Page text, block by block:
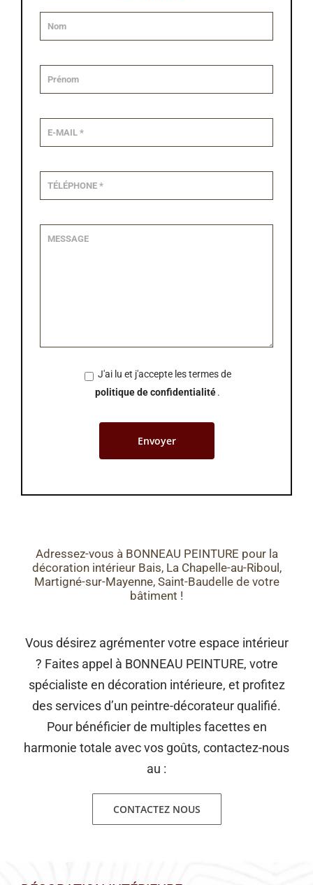
J'ai lu et j'accepte les termes de
politique de confidentialité .
Adressez-vous à BONNEAU PEINTURE pour la
décoration intérieur Bais, La Chapelle-au-Riboul,
Martigné-sur-Mayenne, Saint-Baudelle de votre
bâtiment !
Vous désirez agrémenter votre espace intérieur
? Faites appel à BONNEAU PEINTURE, votre
spécialiste en décoration intérieure, et profitez
des services d’un peintre-décorateur qualifié.
Pour bénéficier de multiples facettes en
harmonie totale avec vos goûts, contactez-nous
au :
CONTACTEZ NOUS